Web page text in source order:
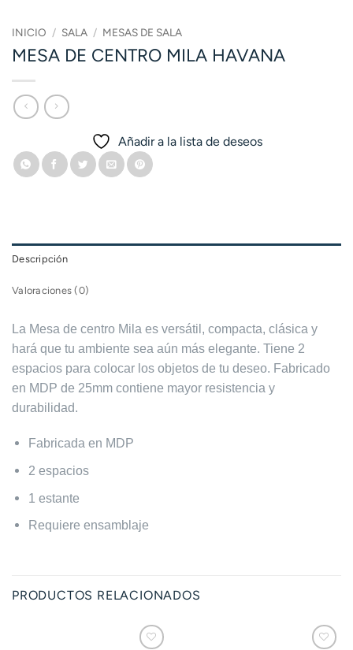
INICIO / SALA / MESAS DE SALA
MESA DE CENTRO MILA HAVANA
Añadir a la lista de deseos
Descripción
Valoraciones (0)
La Mesa de centro Mila es versátil, compacta, clásica y
hará que tu ambiente sea aún más elegante. Tiene 2
espacios para colocar los objetos de tu deseo. Fabricado
en MDP de 25mm contiene mayor resistencia y
durabilidad.
Fabricada en MDP
2 espacios
1 estante
Requiere ensamblaje
PRODUCTOS RELACIONADOS